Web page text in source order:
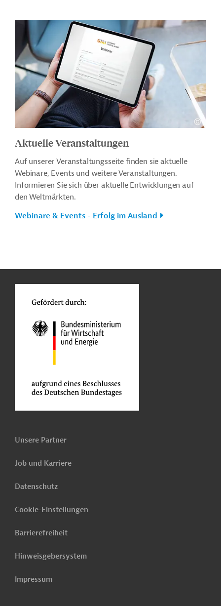
Aktuelle Veranstaltungen
Auf unserer Veranstaltungsseite finden sie aktuelle
Webinare, Events und weitere Veranstaltungen.
Informieren Sie sich über aktuelle Entwicklungen auf
den Weltmärkten.
Webinare & Events - Erfolg im Ausland
Unsere Partner
Job und Karriere
Datenschutz
Cookie-Einstellungen
Barrierefreiheit
Hinweisgebersystem
Impressum